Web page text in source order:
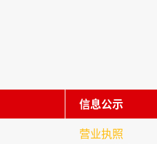
信息公示
营业执照